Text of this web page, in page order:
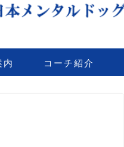
内 コーチ紹介